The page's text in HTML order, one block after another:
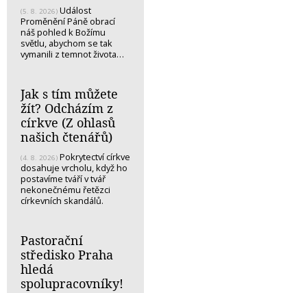
(5. 8. 2026) Událost
Proměnění Páně obrací
náš pohled k Božímu
světlu, abychom se tak
vymanili z temnot života…
Jak s tím můžete
žít? Odcházím z
církve (Z ohlasů
našich čtenářů)
(4. 8. 2026) Pokrytectví církve
dosahuje vrcholu, když ho
postavíme tváří v tvář
nekonečnému řetězci
církevních skandálů.
Pastorační
středisko Praha
hledá
spolupracovníky!